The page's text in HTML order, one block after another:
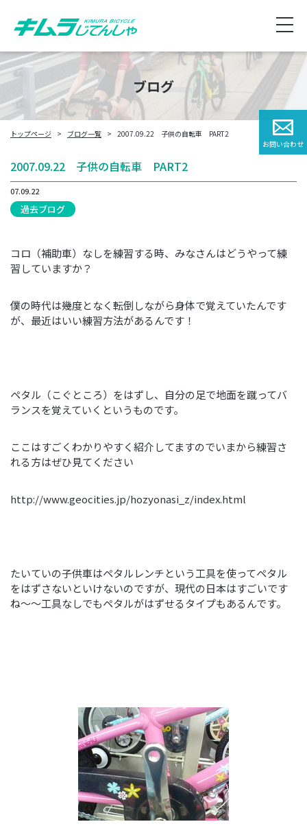
ブログ
トップページ ブログ一覧 2007.09.22 子供の自転車 PART2
2007.09.22 子供の自転車 PART2
07.09.22
過去ブログ
コロ（補助車）なしを練習する時、みなさんはどうやって練
習していますか？
僕の時代は幾度となく転倒しながら身体で覚えていたんです
が、最近はいい練習方法があるんです！
ペタル（こぐところ）をはずし、自分の足で地面を蹴ってバ
ランスを覚えていくというものです。
ここはすごくわかりやすく紹介してますのでいまから練習さ
れる方はぜひ見てください
http://www.geocities.jp/hozyonasi_z/index.html
たいていの子供車はペタルレンチという工具を使ってペタル
をはずさないといけないのですが、現代の日本はすごいです
ね～～工具なしでもペタルがはずせるタイプもあるんです。
お問い合わせ